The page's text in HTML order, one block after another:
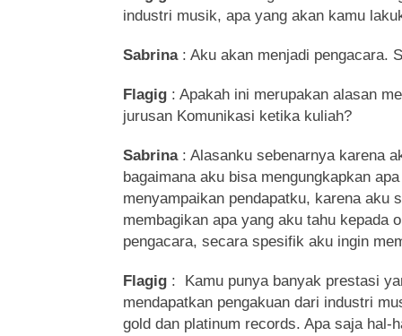
industri musik, apa yang akan kamu
Sabrina: Aku akan menjadi pengacara.
Flagig : Apakah ini merupakan alasan
jurusan Komunikasi ketika kuliah?
Sabrina : Alasanku sebenarnya karena
bagaimana aku bisa mengungkapkan
menyampaikan pendapatku, karena aku
membagikan apa yang aku tahu kepada
pengacara, secara spesifik aku ingin
Flagig : Kamu punya banyak prestasi
mendapatkan pengakuan dari industri
gold dan platinum records. Apa saja hal-